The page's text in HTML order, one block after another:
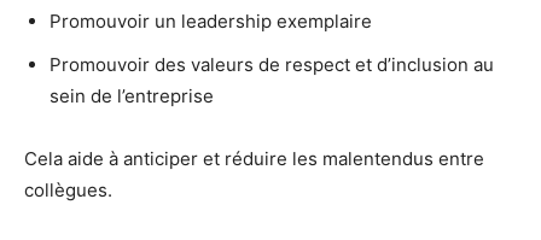
Promouvoir un leadership exemplaire
Promouvoir des valeurs de respect et d’inclusion au
sein de l’entreprise
Cela aide à anticiper et réduire les malentendus entre
collègues.